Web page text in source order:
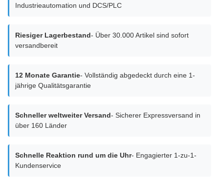
Industrieautomation und DCS/PLC
Riesiger Lagerbestand- Über 30.000 Artikel sind sofort
versandbereit
12 Monate Garantie- Vollständig abgedeckt durch eine 1-
jährige Qualitätsgarantie
Schneller weltweiter Versand- Sicherer Expressversand in
über 160 Länder
Schnelle Reaktion rund um die Uhr- Engagierter 1-zu-1-
Kundenservice